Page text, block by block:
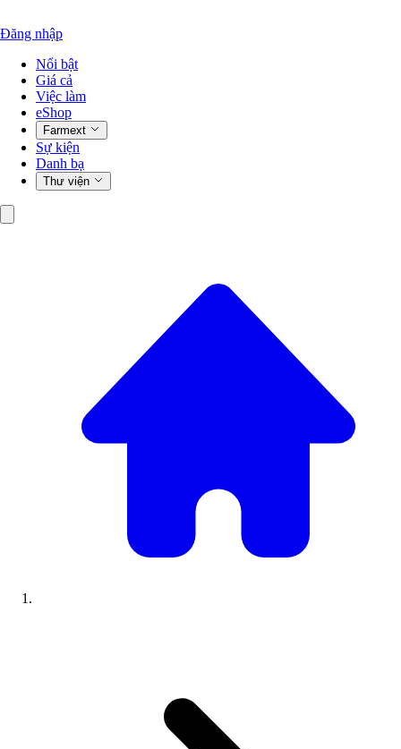
Đăng nhập
Nổi bật
Giá cả
Việc làm
eShop
Farmext
Sự kiện
Danh bạ
Thư viện